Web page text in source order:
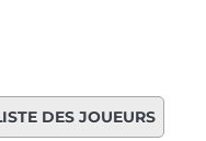
DES JOUEURS